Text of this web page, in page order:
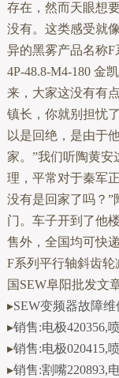
存在，然而天眼想
没有。这类感受就
异的黑雾产品名称F
4P-48.8-M4-180 金
来，大家这没有有
镇长，你就别担忧
以是回绝，是由于
家。”我们听陶黄
理，平常对于秦军
没有是回家了吗？”
门。车子开到了他
售外，全国均可快
F系列平行轴斜齿轮
国SEW阜阳批发文
▸SEW变频器故障
▸销售:电极420356,
▸销售:电极020415,
▸销售:割嘴220893,